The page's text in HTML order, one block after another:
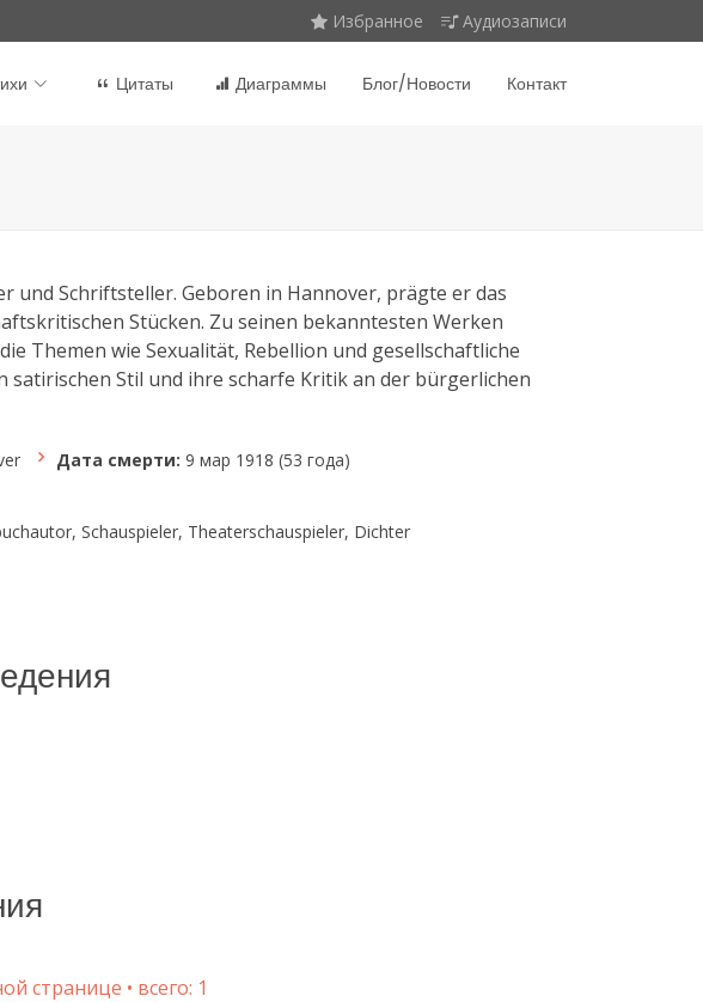
Избранное Аудиозаписи
Цитаты Диаграммы Блог/Новости Контакт
und Schriftsteller. Geboren in Hannover, prägte er das
Stücken. Zu seinen bekanntesten Werken
Themen wie Sexualität, Rebellion und gesellschaftliche
Stil und ihre scharfe Kritik an der bürgerlichen
Дата смерти: 9 мар 1918 (53 года)
Schauspieler, Theaterschauspieler, Dichter
странице • всего: 1